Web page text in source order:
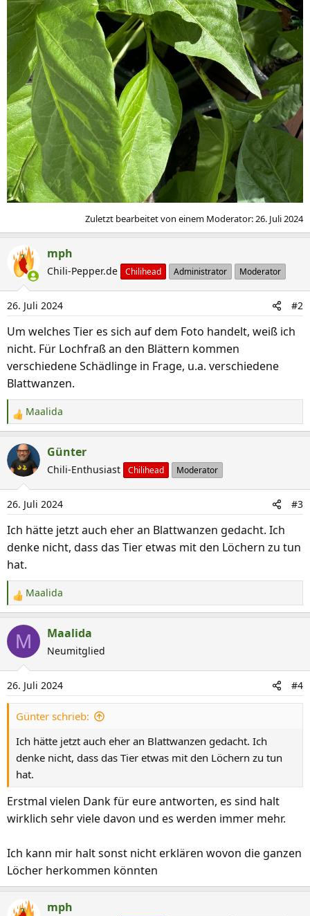
Zuletzt bearbeitet von einem Moderator:26. Juli 2024
mph
Chili-Pepper.de Chilihead Administrator Moderator
26. Juli 2024 #2
Um welches Tier es sich auf dem Foto handelt, weiß ich
nicht. Für Lochfraß an den Blättern kommen
verschiedene Schädlinge in Frage, u.a. verschiedene
Blattwanzen.
R
e
a
k
t
i
o
n
n
:
Maalida
Günter
Chili-Enthusiast Chilihead Moderator
26. Juli 2024 #3
Ich hätte jetzt auch eher an Blattwanzen gedacht. Ich
denke nicht, dass das Tier etwas mit den Löchern zu tun
hat.
R
e
a
t
i
o
n
e
n
Maalida
M Maalida
Neumitglied
26. Juli 2024 #4
Günter schrieb:
Ich hätte jetzt auch eher an Blattwanzen gedacht. Ich
denke nicht, dass das Tier etwas mit den Löchern zu tun
hat.
Erstmal vielen Dank für eure antworten, es sind halt
wirklich sehr viele davon und es werden immer mehr.
Ich kann mir halt sonst nicht erklären wovon die ganzen
Löcher herkommen könnten
mph